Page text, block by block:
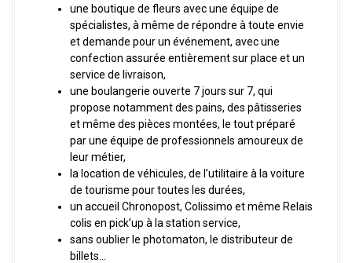
une boutique de fleurs avec une équipe de
spécialistes, à même de répondre à toute envie
et demande pour un événement, avec une
confection assurée entièrement sur place et un
service de livraison,
une boulangerie ouverte 7 jours sur 7, qui
propose notamment des pains, des pâtisseries
et même des pièces montées, le tout préparé
par une équipe de professionnels amoureux de
leur métier,
la location de véhicules, de l’utilitaire à la voiture
de tourisme pour toutes les durées,
un accueil Chronopost, Colissimo et même Relais
colis en pick’up à la station service,
sans oublier le photomaton, le distributeur de
billets…